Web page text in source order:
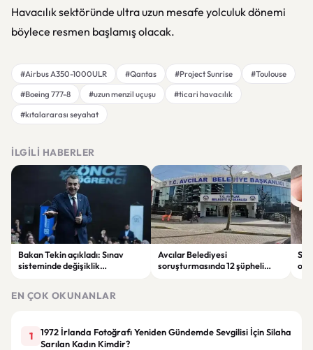
Havacılık sektöründe ultra uzun mesafe yolculuk dönemi
böylece resmen başlamış olacak.
#Airbus A350-1000ULR #Qantas #Project Sunrise
#Toulouse
#Boeing 777-8
#uzun menzil uçuşu
#ticari havacılık
#kıtalararası seyahat
İLGILI HABERLER
Bakan Tekin açıkladı: Sınav
sisteminde değişiklik
Avcılar Belediyesi
soruşturmasında 12 şüpheli
EN ÇOK OKUNANLAR
1
1972 İrlanda Fotoğrafı Yeniden Gündemde Sevgilisi İçin Silaha
Sarılan Kadın Kimdir?